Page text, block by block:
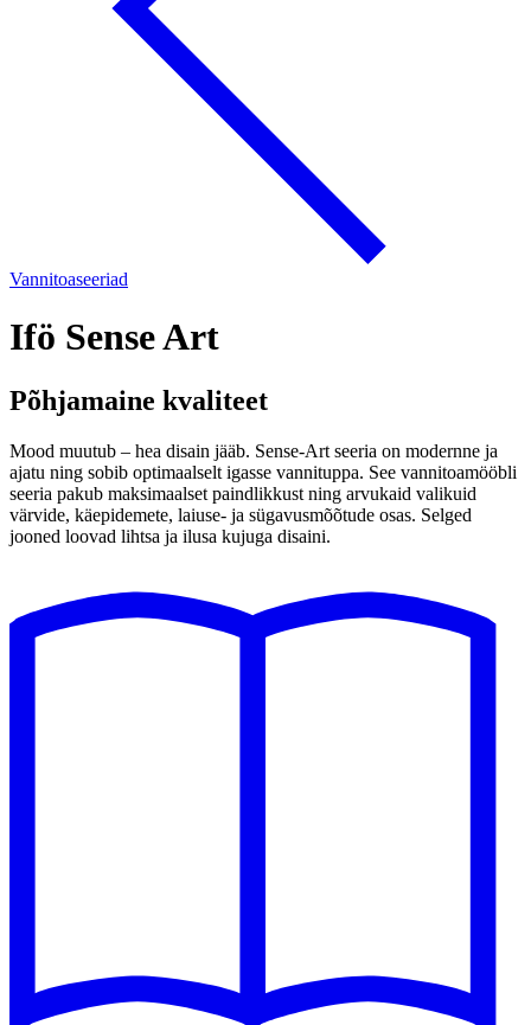
Vannitoaseeriad
Ifö Sense Art
Põhjamaine kvaliteet
Mood muutub – hea disain jääb. Sense-Art seeria on modernne ja
ajatu ning sobib optimaalselt igasse vannituppa. See vannitoamööbli
seeria pakub maksimaalset paindlikkust ning arvukaid valikuid
värvide, käepidemete, laiuse- ja sügavusmõõtude osas. Selged
jooned loovad lihtsa ja ilusa kujuga disaini.